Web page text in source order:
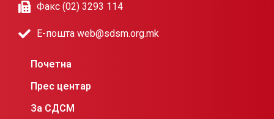
Факс (02) 3293 114
Е-пошта web@sdsm.org.mk
Почетна
Прес центар
За СДСМ